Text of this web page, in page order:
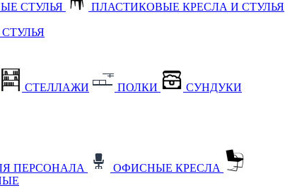
СТУЛЬЯ ПЛАСТИКОВЫЕ КРЕСЛА И СТУЛЬЯ
СТЕЛЛАЖИ ПОЛКИ СУНДУКИ
ПЕРСОНАЛА
ОФИСНЫЕ КРЕСЛА